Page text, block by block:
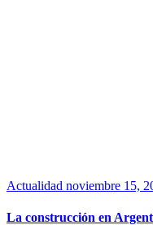
Actualidad noviembre 15,
La construcción en